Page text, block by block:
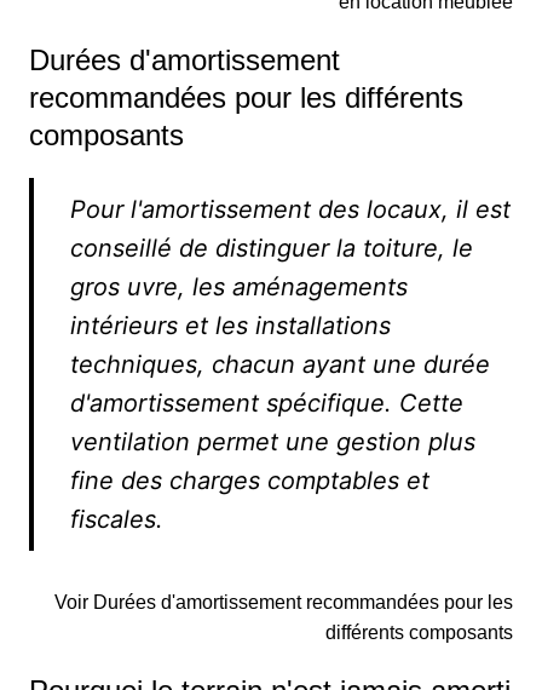
Durées d'amortissement
recommandées pour les différents
composants
Pour l'amortissement des locaux, il est
conseillé de distinguer la toiture, le
gros uvre, les aménagements
intérieurs et les installations
techniques, chacun ayant une durée
d'amortissement spécifique. Cette
ventilation permet une gestion plus
fine des charges comptables et
fiscales.
Voir Durées d'amortissement recommandées pour les
différents composants